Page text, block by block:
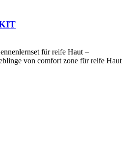
für reife Haut –
von comfort zone für reife Haut